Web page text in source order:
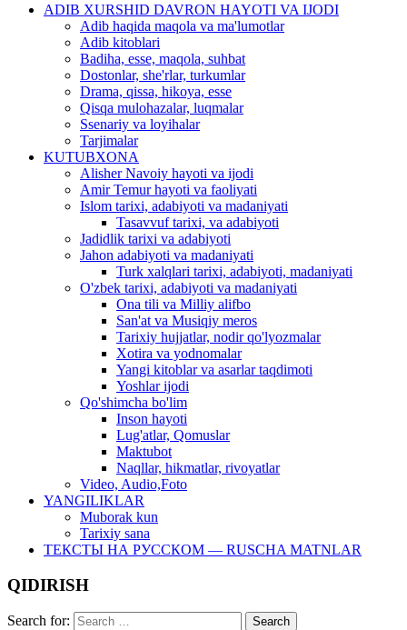
ADIB XURSHID DAVRON HAYOTI VA IJODI
Adib haqida maqola va ma'lumotlar
Adib kitoblari
Badiha, esse, maqola, suhbat
Dostonlar, she'rlar, turkumlar
Drama, qissa, hikoya, esse
Qisqa mulohazalar, luqmalar
Ssenariy va loyihalar
Tarjimalar
KUTUBXONA
Alisher Navoiy hayoti va ijodi
Amir Temur hayoti va faoliyati
Islom tarixi, adabiyoti va madaniyati
Tasavvuf tarixi, va adabiyoti
Jadidlik tarixi va adabiyoti
Jahon adabiyoti va madaniyati
Turk xalqlari tarixi, adabiyoti, madaniyati
O'zbek tarixi, adabiyoti va madaniyati
Ona tili va Milliy alifbo
San'at va Musiqiy meros
Tarixiy hujjatlar, nodir qo'lyozmalar
Xotira va yodnomalar
Yangi kitoblar va asarlar taqdimoti
Yoshlar ijodi
Qo'shimcha bo'lim
Inson hayoti
Lug'atlar, Qomuslar
Maktubot
Naqllar, hikmatlar, rivoyatlar
Video, Audio,Foto
YANGILIKLAR
Muborak kun
Tarixiy sana
ТЕКСТЫ НА РУССКОМ — RUSCHA MATNLAR
QIDIRISH
Search for: